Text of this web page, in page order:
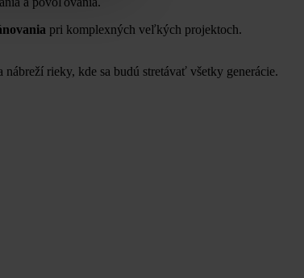
pri komplexných veľkých projektoch.
rieky, kde sa budú stretávať všetky generácie.